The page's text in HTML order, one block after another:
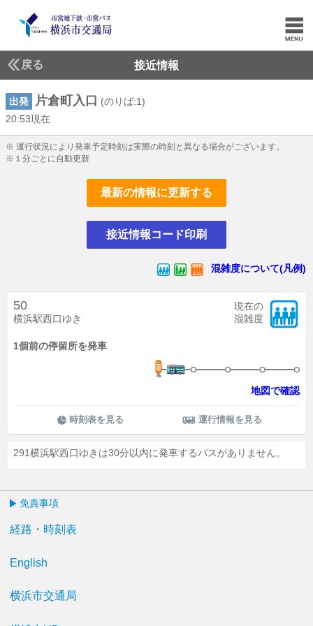
戻る 接近情報
出発 片倉町入口 (のりば:1)
20:53現在
※ 運行状況により発車予定時刻は実際の時刻と異なる場合がございます。
※１分ごとに自動更新
最新の情報に更新する
接近情報コード印刷
混雑度について(凡例)
50
横浜駅西口ゆき
現在の
混雑度
1個前の停留所を発車
地図で確認
時刻表を見る 運行情報を見る
291横浜駅西口ゆきは30分以内に発車するバスがありません。
免責事項
経路・時刻表
English
横浜市交通局